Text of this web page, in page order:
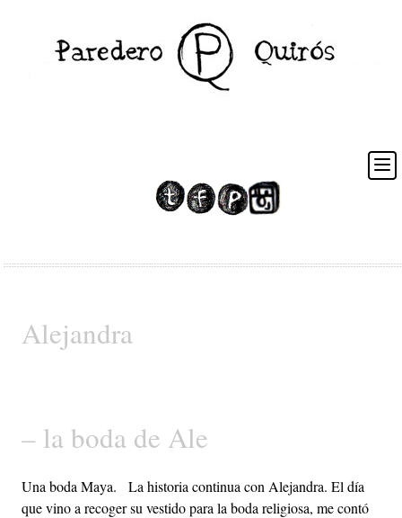
Alejandra
– la boda de Ale
Una boda Maya. La historia continua con Alejandra. El día
que vino a recoger su vestido para la boda religiosa, me contó